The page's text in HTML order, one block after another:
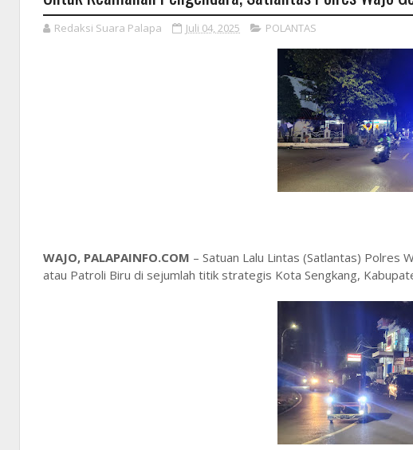
Redaksi Suara Palapa Juli 04, 2025 POLANTAS
WAJO, PALAPAINFO.COM – Satuan Lalu Lintas (Satlantas) Polres
atau Patroli Biru di sejumlah titik strategis Kota Sengkang,